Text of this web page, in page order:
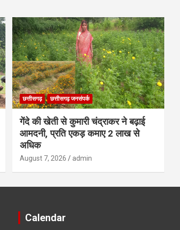
छत्तीसगढ़ छत्तीसगढ़ जनसंपर्क
गेंदे की खेती से कुमारी चंद्राकर ने बढ़ाई
आमदनी, प्रति एकड़ कमाए 2 लाख से
अधिक
August 7, 2026 admin
Calendar